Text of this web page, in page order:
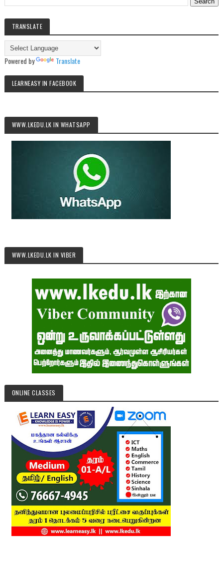
TRANSLATE
Powered by Translate
LEARNEASY IN FACEBOOK
WWW.LKEDU.LK IN WHATSAPP
WWW.LKEDU.LK IN VIBER
ONLINE CLASSES